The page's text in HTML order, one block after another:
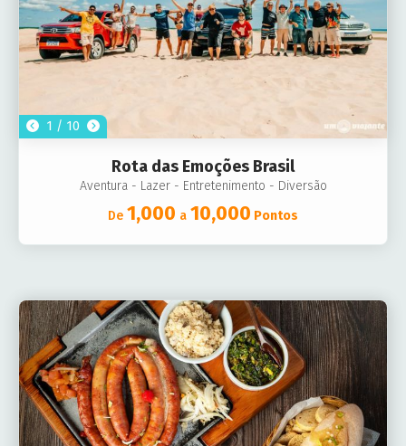
1 / 10
Rota das Emoções Brasil
Aventura - Lazer - Entretenimento - Diversão
De 1,000 a 10,000 Pontos